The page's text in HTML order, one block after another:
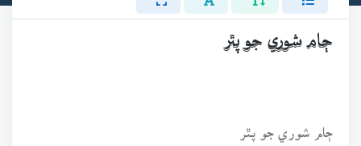
ڄام شوري جو پٿر
ڄام شوري جو پٿر